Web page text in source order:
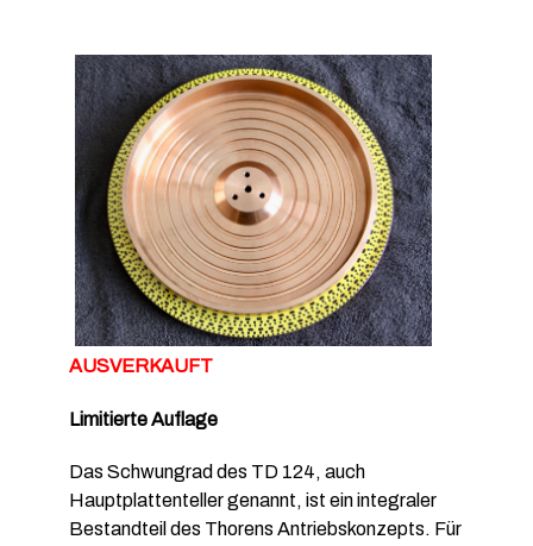
AUSVERKAUFT
Limitierte Auflage
Das Schwungrad des TD 124, auch
Hauptplattenteller genannt, ist ein integraler
Bestandteil des Thorens Antriebskonzepts. Für